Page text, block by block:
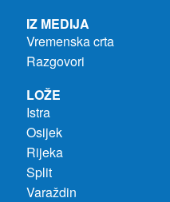
IZ MEDIJA
Vremenska crta
Razgovori
LOŽE
Istra
Osijek
Rijeka
Split
Varaždin